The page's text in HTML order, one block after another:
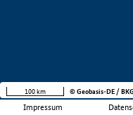
Impressum
100 km © Geobasis-DE /